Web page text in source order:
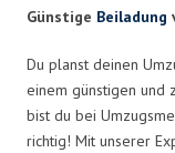
Günstige Beiladung
Du planst deinen
einem günstigen und
bist du bei
richtig! Mit unserer